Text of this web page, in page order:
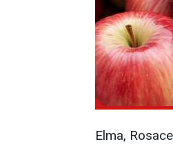
Elma,